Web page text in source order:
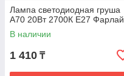
Лампа светодиодная груша
А70 20Вт 2700К Е27
В наличии
1 410 ₸